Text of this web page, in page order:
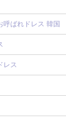
呼ばれドレス 韓国
レス